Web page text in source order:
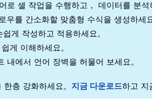
로 셀 작업을 수행하고， 데이터를 분석
우를 간소화할 맞춤형 수식을 생성하세요
게 작성하고 적용하세요。
게 이해하세요。
내에서 언어 장벽을 허물어 보세요。
층 강화하세요。 지금 다운로드하고 지